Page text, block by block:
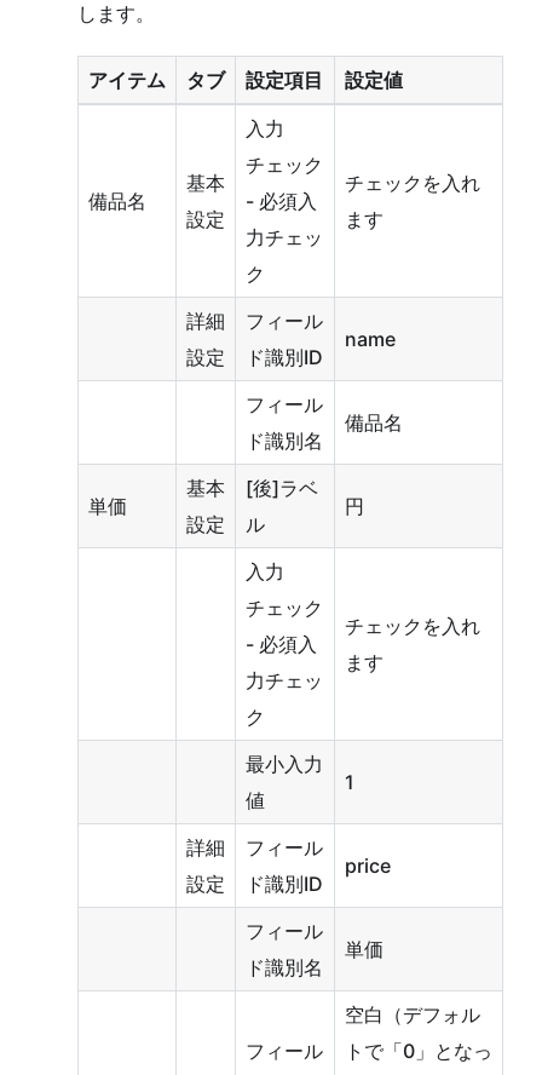
します。
アイテム タブ 設定項目 設定値
備品名
基本
設定
入力
チェック
- 必須入
力チェッ
ク
チェックを入れ
ます
詳細
設定
フィール
ド識別ID
name
フィール
ド識別名
備品名
単価
基本
設定
[後]ラベ
ル
円
入力
チェック
- 必須入
力チェッ
ク
チェックを入れ
ます
最小入力
値
1
詳細
設定
フィール
ド識別ID
price
フィール
ド識別名
単価
フィール
空白（デフォル
トで「0」となっ